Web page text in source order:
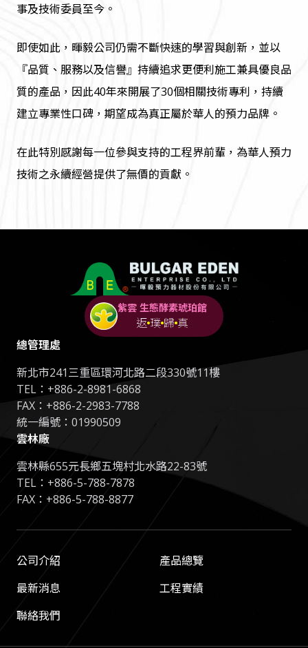
事及技術委員至今。
即使如此，暉毅公司仍需不斷快速的學習與創新，並以
『品質、服務以及信譽』持續追求更便利施工兼具優良品
質的產品，因此40年來開展了30個相關技術專利，持續
建立專業性口碑，期望成為真正屬於華人的預力品牌。
在此特別感謝每一位參與支持的工程界前輩，為華人預力
技術之永續經營提供了無價的貢獻。
紫雲 生態酵素琥珀館
返 璞 歸 真
公司介紹
產品總覽
最新消息
工程實績
聯絡我們
總管理處
新北市241三重區環河北路二段330號11樓
TEL： +886-2-8981-6868
FAX：+886-2-2983-7788
統一編號：01990509
雲林廠
雲林縣655元長鄉五塊村北水路22-83號
TEL： +886-5-788-7878
FAX：+886-5-788-8877